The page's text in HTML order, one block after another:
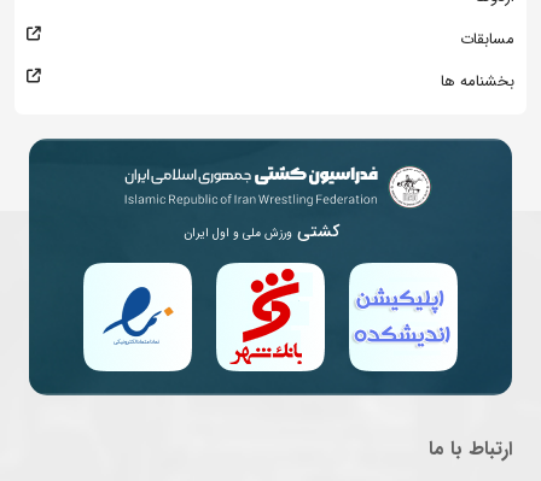
مسابقات
بخشنامه ها
کشتی ورزش ملی و اول ایران
ارتباط با ما